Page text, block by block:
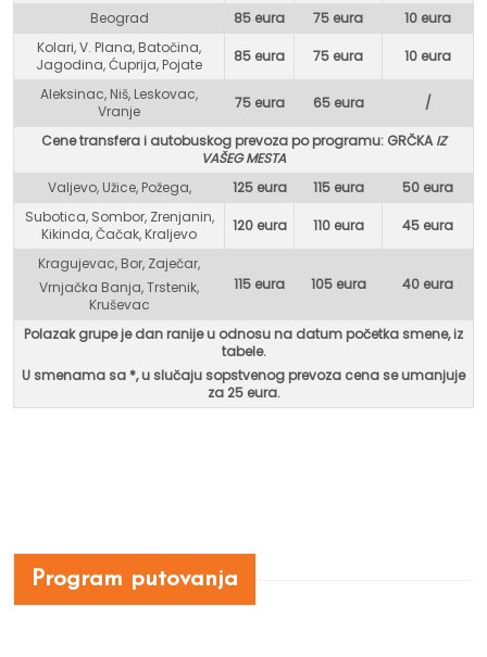
Beograd
85 eura 75 eura
10 eura
Kolari, V. Plana, Batočina,
Jagodina, Ćuprija, Pojate
85 eura 75 eura 10 eura
Aleksinac, Niš, Leskovac,
Vranje
75 eura 65 eura /
Cene transfera i autobuskog prevoza po programu: GRČKA IZ
VAŠEG MESTA
Valjevo, Užice, Požega,
125 eura 115 eura
50 eura
Subotica, Sombor, Zrenjanin,
Kikinda, Čačak, Kraljevo
120 eura 110 eura 45 eura
Kragujevac, Bor, Zaječar,
Vrnjačka Banja, Trstenik,
Kruševac
115 eura 105 eura 40 eura
Polazak grupe je dan ranije u odnosu na datum početka smene, iz
tabele.
U smenama sa *, uslučaju sopstvenog prevoza cena se umanjuje
za 25 eura.
Program putovanja